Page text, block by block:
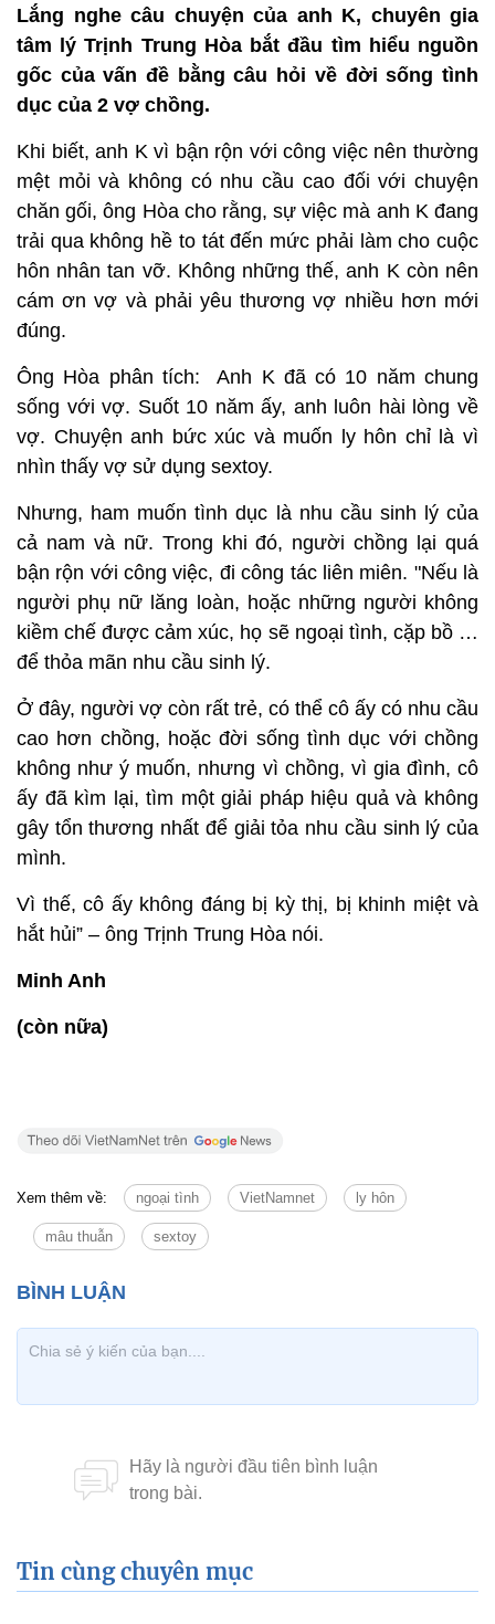
Lắng nghe câu chuyện của anh K, chuyên gia
tâm lý Trịnh Trung Hòa bắt đầu tìm hiểu nguồn
gốc của vấn đề bằng câu hỏi về đời sống tình
dục của 2 vợ chồng.
Khi biết, anh K vì bận rộn với công việc nên thường
mệt mỏi và không có nhu cầu cao đối với chuyện
chăn gối, ông Hòa cho rằng, sự việc mà anh K đang
trải qua không hề to tát đến mức phải làm cho cuộc
hôn nhân tan vỡ. Không những thế, anh K còn nên
cám ơn vợ và phải yêu thương vợ nhiều hơn mới
đúng.
Ông Hòa phân tích: Anh K đã có 10 năm chung
sống với vợ. Suốt 10 năm ấy, anh luôn hài lòng về
vợ. Chuyện anh bức xúc và muốn ly hôn chỉ là vì
nhìn thấy vợ sử dụng sextoy.
Nhưng, ham muốn tình dục là nhu cầu sinh lý của
cả nam và nữ. Trong khi đó, người chồng lại quá
bận rộn với công việc, đi công tác liên miên. "Nếu là
người phụ nữ lăng loàn, hoặc những người không
kiềm chế được cảm xúc, họ sẽ ngoại tình, cặp bồ …
để thỏa mãn nhu cầu sinh lý.
Ở đây, người vợ còn rất trẻ, có thể cô ấy có nhu cầu
cao hơn chồng, hoặc đời sống tình dục với chồng
không như ý muốn, nhưng vì chồng, vì gia đình, cô
ấy đã kìm lại, tìm một giải pháp hiệu quả và không
gây tổn thương nhất để giải tỏa nhu cầu sinh lý của
mình.
Vì thế, cô ấy không đáng bị kỳ thị, bị khinh miệt và
hắt hủi” – ông Trịnh Trung Hòa nói.
Minh Anh
(còn nữa)
Xem thêm về: ngoại tình VietNamnet ly hôn
mâu thuẫn sextoy
Tin cùng chuyên mục